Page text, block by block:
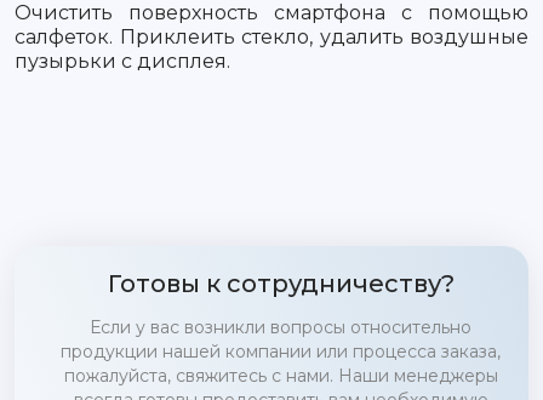
Очистить поверхность смартфона с помощью
салфеток. Приклеить стекло, удалить воздушные
пузырьки с дисплея.
Готовы к сотрудничеству?
Если у вас возникли вопросы относительно
продукции нашей компании или процесса заказа,
пожалуйста, свяжитесь с нами. Наши менеджеры